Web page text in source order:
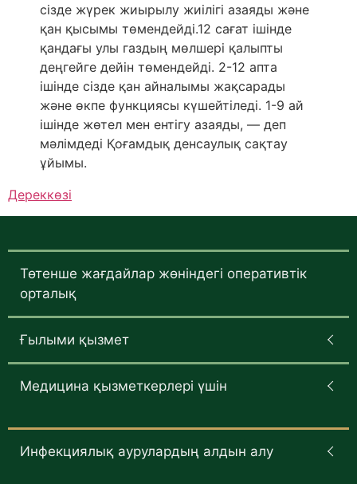
сізде жүрек жиырылу жиілігі азаяды және
қан қысымы төмендейді.12 сағат ішінде
қандағы улы газдың мөлшері қалыпты
деңгейге дейін төмендейді. 2-12 апта
ішінде сізде қан айналымы жақсарады
және өкпе функциясы күшейтіледі. 1-9 ай
ішінде жөтел мен ентігу азаяды, — деп
мәлімдеді Қоғамдық денсаулық сақтау
ұйымы.
Дереккөзі
Төтенше жағдайлар жөніндегі оперативтік
орталық
Ғылыми қызмет
Медицина қызметкерлері үшін
Инфекциялық аурулардың алдын алу